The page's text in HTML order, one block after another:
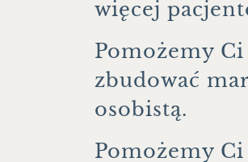
więcej
Pomożemy Ci
zbudować
osobistą.
Pomożemy Ci